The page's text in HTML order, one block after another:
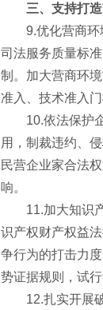
三、支持打造
9.优化营商环境
司法服务质量标
制。加大营商环
准入、技术准入
10.依法保护企
用，制裁违约、
民营企业家合法
响。
11.加大知识产
识产权财产权益
争行为的打击力
势证据规则，试
12.扎实开展破